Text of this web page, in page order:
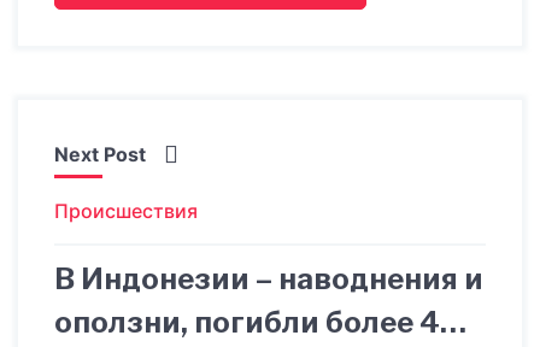
Next Post
Происшествия
В Индонезии – наводнения и
оползни, погибли более 40